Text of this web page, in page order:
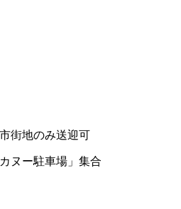
街地のみ送迎可
ヌー駐車場」集合